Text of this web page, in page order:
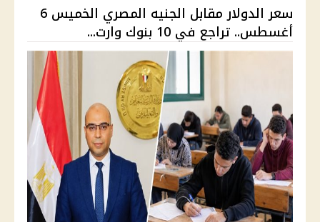
سعر الدولار مقابل الجنيه المصري الخميس 6
أغسطس.. تراجع في 10 بنوك وارت...